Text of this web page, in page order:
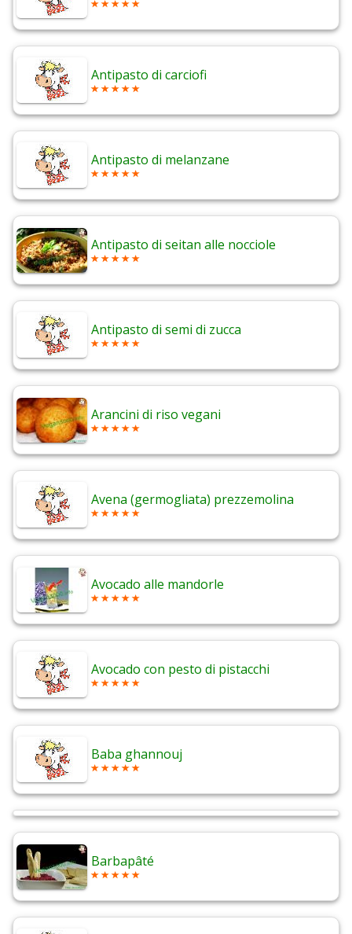
Antipasto di carciofi
Antipasto di melanzane
Antipasto di seitan alle nocciole
Antipasto di semi di zucca
Arancini di riso vegani
Avena (germogliata) prezzemolina
Avocado alle mandorle
Avocado con pesto di pistacchi
Baba ghannouj
Barbapâté